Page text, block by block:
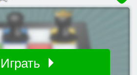
Играть